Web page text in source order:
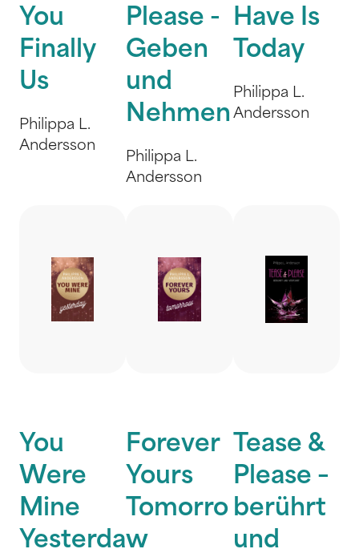
You
Finally
Us
Philippa L.
Andersson
Please -
Geben
und
Nehmen
Philippa L.
Andersson
Have Is
Today
Philippa L.
Andersson
You
Were
Mine
Yesterda
Forever
Yours
Tomorro
w
Tease &
Please –
berührt
und